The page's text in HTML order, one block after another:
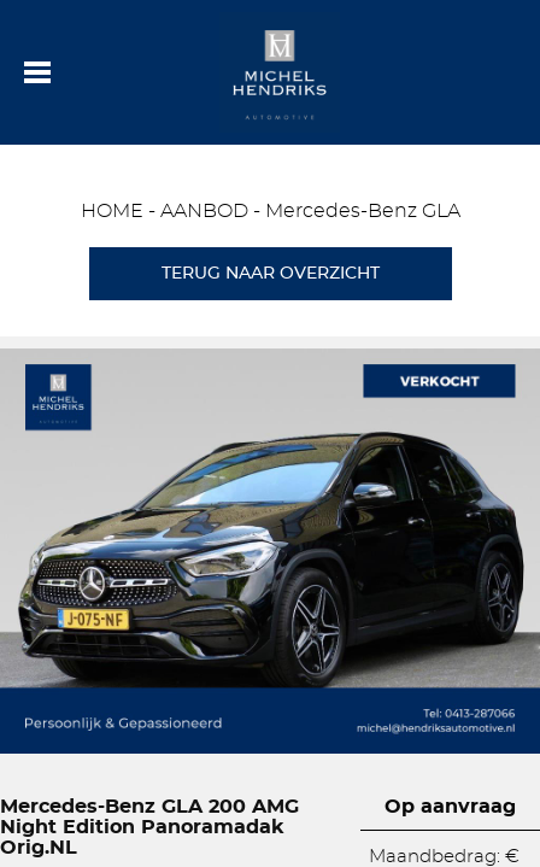
HOME - AANBOD- Mercedes-Benz GLA
TERUG NAAR OVERZICHT
Mercedes-Benz GLA 200 AMG
Night Edition Panoramadak
Orig.NL
Op aanvraag
Maandbedrag: €